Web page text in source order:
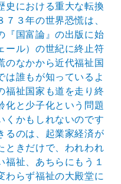
史における重大な転換
３年の世界恐慌は、
『国富論』の出版に始
ール）の世紀に終止符
のなかから近代福祉国
は誰もが知っているよ
福祉国家も道を走り終
化と少子化という問題
くかもしれないのです
るのは、起業家経済が
ときだけで、われわれ
祉、あちらにもう１
わらず福祉の大殿堂に